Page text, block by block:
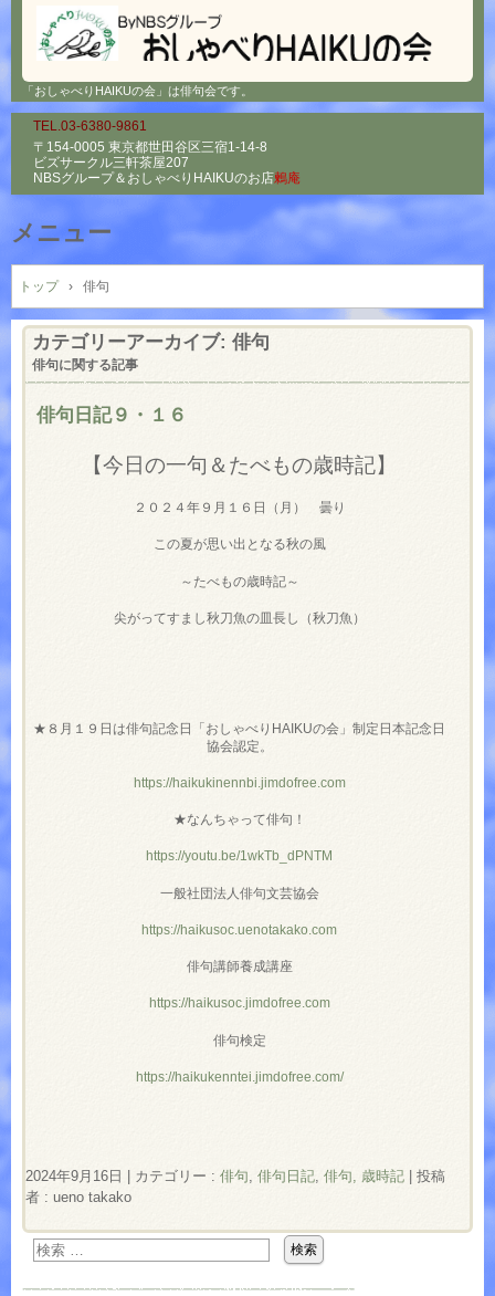
「おしゃべりHAIKUの会」は俳句会です。
TEL.03-6380-9861
〒154-0005 東京都世田谷区三宿1-14-8
ビズサークル三軒茶屋207
NBSグループ＆ おしゃべりHAIKUのお店鶫庵
メニュー
コ
ン
テ
ン
へ
トップ › 俳句
カテゴリーアーカイブ: 俳句
俳句に関する記事
俳句日記９・１６
【今日の一句＆たべもの歳時記】
２０２４年９月１６日（月） 曇り
この夏が思い出となる秋の風
～たべもの歳時記～
尖がってすまし秋刀魚の皿長し（秋刀魚）
★８月１９日は俳句記念日「おしゃべりHAIKUの会」制定日本記念日
協会認定。
https://haikukinennbi.jimdofree.com
★なんちゃって俳句！
https://youtu.be/1wkTb_dPNTM
一般社団法人俳句文芸協会
https://haikusoc.uenotakako.com
俳句講師養成講座
https://haikusoc.jimdofree.com
俳句検定
https://haikukenntei.jimdofree.com/
2024年9月16日 カテゴリー : 俳句, 俳句日記, 俳句, 歳時記
投稿
者 : ueno takako